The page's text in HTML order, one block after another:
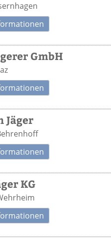
GmbH
Jäger
KG